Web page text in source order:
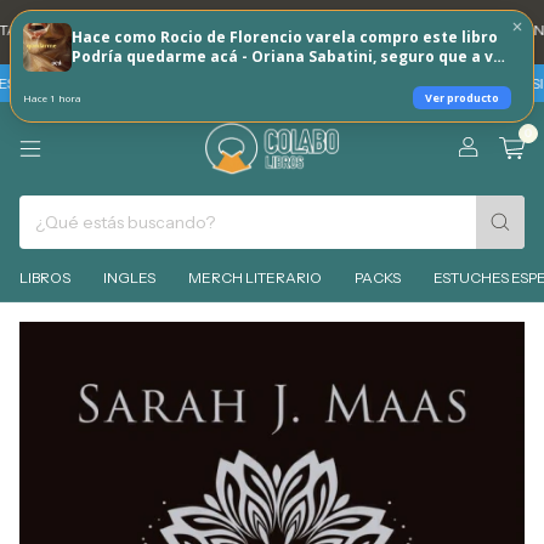
Hace como Rocio de Florencio varela compro este libro
Podría quedarme acá - Oriana Sabatini, seguro que a vos
Hace 1 hora Ver producto
20% REINTEGRO TODOS LOS DÍAS 🐶 💳 3 CUOTAS SIN INTERES CON
TARJETAS BBVA -SABADO 8 DE AGOSTO 30% REINTEGRO + 3 CUOTAS
0
LIBROS INGLES MERCH LITERARIO PACKS ESTUCHES